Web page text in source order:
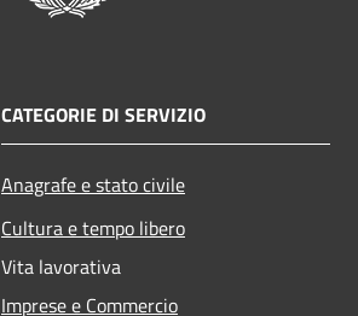
CATEGORIE DI SERVIZIO
Anagrafe e stato civile
Cultura e tempo libero
Vita lavorativa
Imprese e Commercio